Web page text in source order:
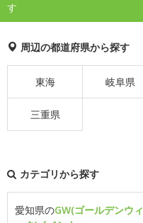
す
周辺の都道府県から探す
東海 岐阜県
三重県
カテゴリから探す
愛知県のGW(ゴールデンウィ